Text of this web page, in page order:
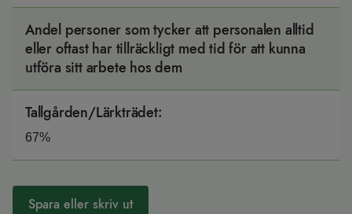
Andel personer som tycker att personalen alltid
eller oftast har tillräckligt med tid för att kunna
utföra sitt arbete hos dem
Tallgården/Lärkträdet:
67%
Spara eller skriv ut